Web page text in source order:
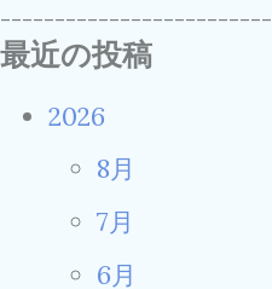
-------------------------
最近の投稿
2026
8月
7月
6月